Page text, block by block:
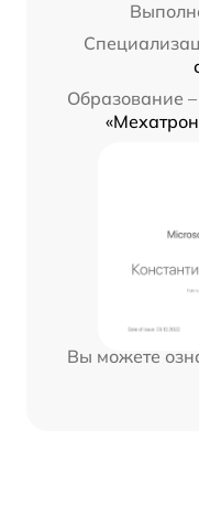
Образование –
Вы можете